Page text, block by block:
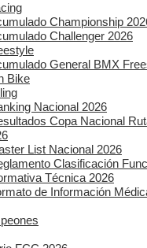
Championship
Challenger 2026
General BMX
Bike
Nacional 2026
Copa Nacional
List Nacional 2026
Clasificación
Técnica 2026
de Información